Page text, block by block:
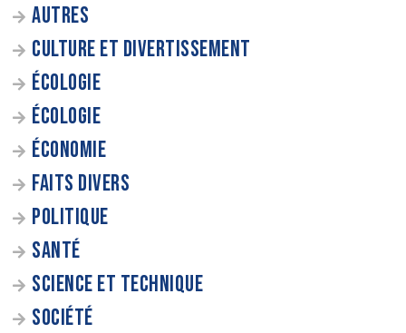
AUTRES
CULTURE ET DIVERTISSEMENT
ÉCOLOGIE
ÉCOLOGIE
ÉCONOMIE
FAITS DIVERS
POLITIQUE
SANTÉ
SCIENCE ET TECHNIQUE
SOCIÉTÉ